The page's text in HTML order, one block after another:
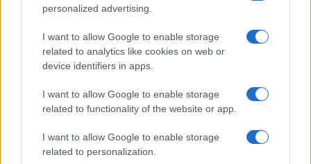
personalized advertising.
I want to allow Google to enable storage
related to analytics like cookies on web or
device identifiers in apps.
I want to allow Google to enable storage
related to functionality of the website or app.
I want to allow Google to enable storage
related to personalization.
Continua a leggere
ALTRI SPORT